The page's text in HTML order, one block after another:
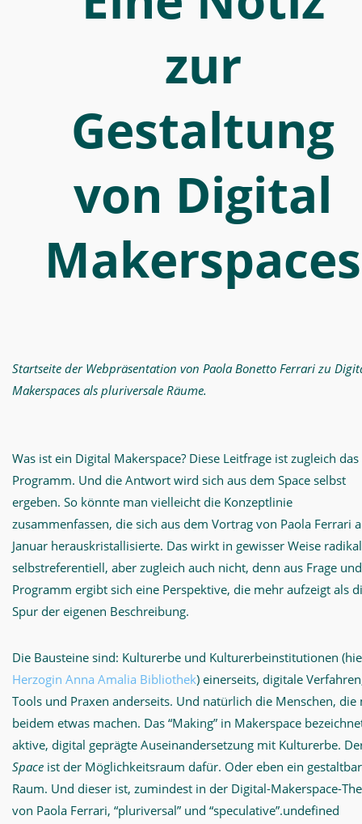
zur
Gestaltung
von Digital
Makerspaces
Startseite der Webpräsentation von Paola Bonetto Ferrari zu
Makerspaces als pluriversale Räume.
Was ist ein Digital Makerspace? Diese Leitfrage ist zugleich das
Programm. Und die Antwort wird sich aus dem Space selbst
ergeben. So könnte man vielleicht die Konzeptlinie
zusammenfassen, die sich aus dem Vortrag von Paola Ferrari
Januar herauskristallisierte. Das wirkt in gewisser Weise radikal
selbstreferentiell, aber zugleich auch nicht, denn aus Frage und
Programm ergibt sich eine Perspektive, die mehr aufzeigt als
Spur der eigenen Beschreibung.
Die Bausteine sind: Kulturerbe und Kulturerbeinstitutionen
Herzogin Anna Amalia Bibliothek) einerseits, digitale
Tools und Praxen anderseits. Und natürlich die Menschen, die
beidem etwas machen. Das “Making” in Makerspace
aktive, digital geprägte Auseinandersetzung mit Kulturerbe.
Space ist der Möglichkeitsraum dafür. Oder eben ein
Raum. Und dieser ist, zumindest in der Digital-Makerspace-
von Paola Ferrari, “pluriversal” und “speculative”.undefined